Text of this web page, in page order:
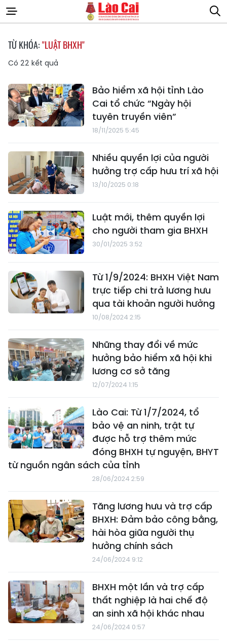
TỪ KHÓA:"LUẬT BHXH"
Có 22 kết quả
Bảo hiểm xã hội tỉnh Lào
Cai tổ chức “Ngày hội
tuyên truyền viên”
18/11/2025 5:45
Nhiều quyền lợi của người
hưởng trợ cấp hưu trí xã hội
13/10/2025 0:18
Luật mới, thêm quyền lợi
cho người tham gia BHXH
30/01/2025 3:52
Từ 1/9/2024: BHXH Việt Nam
trực tiếp chi trả lương hưu
qua tài khoản người hưởng
10/08/2024 2:15
Những thay đổi về mức
hưởng bảo hiểm xã hội khi
lương cơ sở tăng
12/07/2024 1:15
Lào Cai: Từ 1/7/2024, tổ
bảo vệ an ninh, trật tự
được hỗ trợ thêm mức
đóng BHXH tự nguyện, BHYT
từ nguồn ngân sách của tỉnh
28/06/2024 2:59
Tăng lương hưu và trợ cấp
BHXH: Đảm bảo công bằng,
hài hòa giữa người thụ
hưởng chính sách
24/06/2024 9:12
BHXH một lần và trợ cấp
thất nghiệp là hai chế độ
an sinh xã hội khác nhau
24/06/2024 0:57